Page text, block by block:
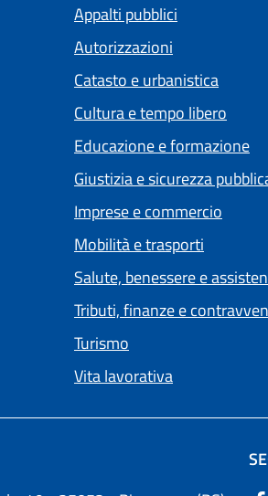
Appalti pubblici
Autorizzazioni
Catasto e urbanistica
Cultura e tempo libero
Educazione e formazione
Giustizia e sicurezza
Imprese e commercio
Mobilità e trasporti
Salute, benessere e
Tributi, finanze e
Turismo
Vita lavorativa
scheda).